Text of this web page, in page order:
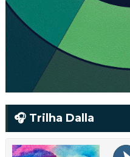
🎧 Trilha Dalla